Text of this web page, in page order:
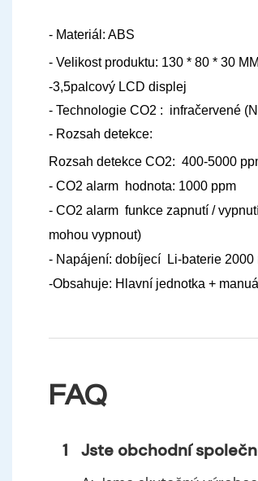
- Materiál: ABS
- Velikost produktu: 130 * 80 * 30 MM
-3,5palcový LCD displej
- Technologie CO2 : infračervené
- Rozsah detekce:
Rozsah detekce CO2: 400-5000
- CO2 alarm hodnota: 1000 ppm
- CO2 alarm funkce zapnutí /
mohou vypnout)
- Napájení: dobíjecí Li-baterie
-Obsahuje: Hlavní jednotka +
FAQ
1 Jste obchodní